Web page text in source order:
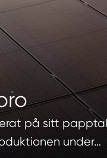
på sitt
under…